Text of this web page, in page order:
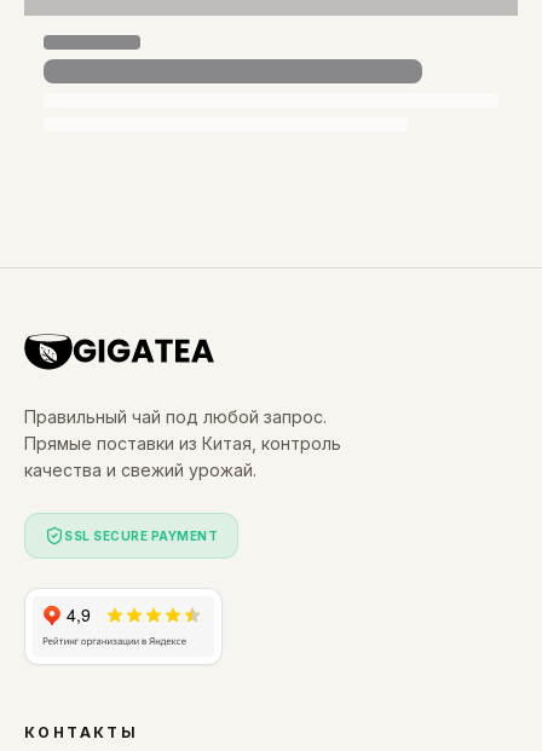
Правильный чай под любой запрос.
Прямые поставки из Китая, контроль
качества и свежий урожай.
SSL SECURE PAYMENT
КОНТАКТЫ